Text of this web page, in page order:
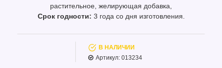
растительное, желирующая добавка,
Срок годности: 3 года со дня изготовления.
В НАЛИЧИИ
Артикул: 013234